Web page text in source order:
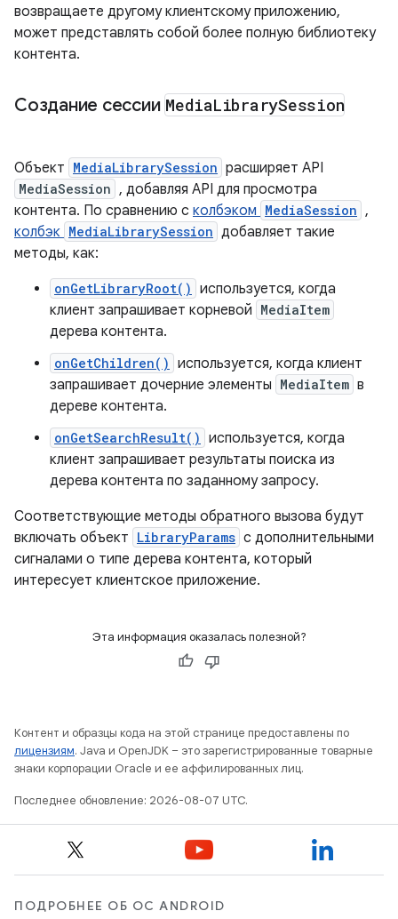
возвращаете другому клиентскому приложению,
может представлять собой более полную библиотеку
контента.
Создание сессии MediaLibrarySession
Объект MediaLibrarySession расширяет API
MediaSession , добавляя API для просмотра
контента. По сравнению с колбэком MediaSession ,
колбэк MediaLibrarySession добавляет такие
методы, как:
onGetLibraryRoot() используется, когда
клиент запрашивает корневой MediaItem
дерева контента.
onGetChildren() используется, когда клиент
запрашивает дочерние элементы MediaItem в
дереве контента.
onGetSearchResult() используется, когда
клиент запрашивает результаты поиска из
дерева контента по заданному запросу.
Соответствующие методы обратного вызова будут
включать объект LibraryParams с дополнительными
сигналами о типе дерева контента, который
интересует клиентское приложение.
Эта информация оказалась полезной?
Контент и образцы кода на этой странице предоставлены по
лицензиям. Java и OpenJDK – это зарегистрированные товарные
знаки корпорации Oracle и ее аффилированных лиц.
Последнее обновление: 2026-08-07 UTC.
ПОДРОБНЕЕ ОБ ОС ANDROID